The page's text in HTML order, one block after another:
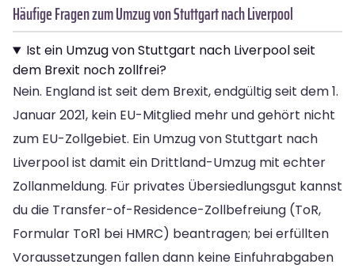
Häufige Fragen zum Umzug von Stuttgart nach Liverpool
Ist ein Umzug von Stuttgart nach Liverpool seit
dem Brexit noch zollfrei?
Nein. England ist seit dem Brexit, endgültig seit dem 1.
Januar 2021, kein EU-Mitglied mehr und gehört nicht
zum EU-Zollgebiet. Ein Umzug von Stuttgart nach
Liverpool ist damit ein Drittland-Umzug mit echter
Zollanmeldung. Für privates Übersiedlungsgut kannst
du die Transfer-of-Residence-Zollbefreiung (ToR,
Formular ToR1 bei HMRC) beantragen; bei erfüllten
Voraussetzungen fallen dann keine Einfuhrabgaben